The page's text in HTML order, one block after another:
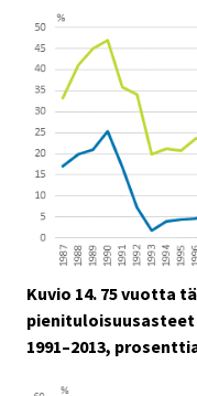
Kuvio 14. 75 vuotta
pienituloisuusasteet
1991–2013,